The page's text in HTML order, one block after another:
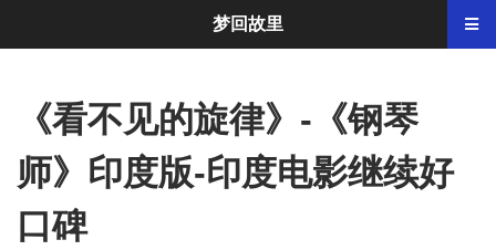
《看不见的旋律》-《钢琴
师》印度版-印度电影继续好
口碑
梦回故里